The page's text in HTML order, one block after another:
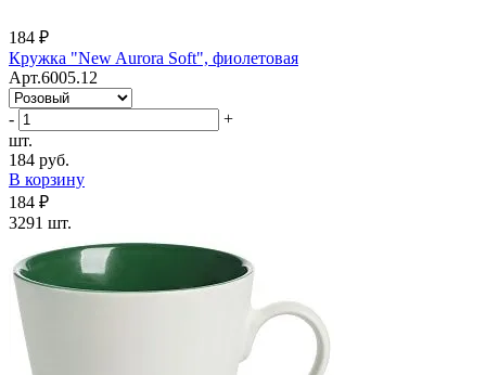
184 ₽
Кружка "New Aurora Soft", фиолетовая
Арт.6005.12
-
+
шт.
184 руб.
В корзину
184 ₽
3291 шт.